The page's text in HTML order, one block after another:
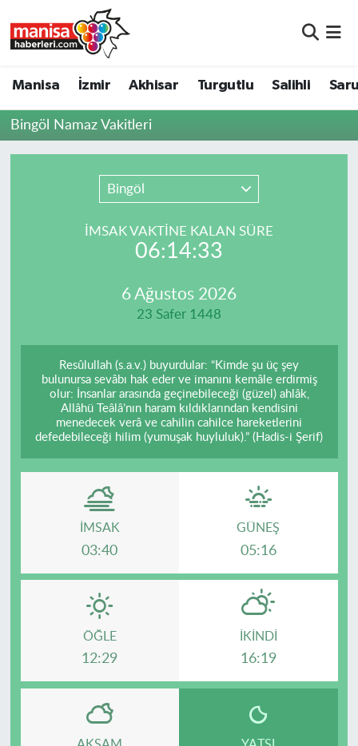
Manisa İzmir Akhisar Turgutlu Salihli
Bingöl Namaz Vakitleri
Bingöl
İMSAK VAKTİNE KALAN SÜRE
06:14:33
6 Ağustos 2026
23 Safer 1448
Resûlullah (s.a.v.) buyurdular: “Kimde şu üç şey
bulunursa sevâbı hak eder ve imanını kemâle erdirmiş
olur: İnsanlar arasında geçinebileceği (güzel) ahlâk,
Allâhü Teâlâ’nın haram kıldıklarından kendisini
menedecek verâ ve cahilin cahilce hareketlerini
defedebileceği hilim (yumuşak huyluluk).” (Hadis-i Şerif)
İMSAK
03:40
GÜNEŞ
05:16
ÖĞLE
12:29
İKINDI
16:19
Akhisar
Resmi İlanlar
Manisa Nöbetçi Eczaneler
Manisa Namaz Vakitleri
Manisa Trafik Yoğunluk Haritası
Süper Lig Puan Durumu ve Fikstür
Son Dakika Haberleri
Haber Arşivi